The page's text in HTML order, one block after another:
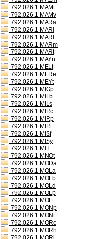
792.026.1 MAMt
792.026.1 MAMv
792.026.1 MARa
792.026.1 MARi
792.026.1 MARl
792.026.1 MARm
792.026.1 MARt
792.026.1 MAYn
792.026.1 MELt
792.026.1 MERe
792.026.1 MEYt
792.026.1 MIGp
792.026.1 MILb
792.026.1 MILs
792.026.1 MIRc
792.026.1 MIRp
792.026.1 MIRt
792.026.1 MISf
792.026.1 MISy
792.026.1 MIT
792.026.1 MNOt
792.026.1 MODa
792.026.1 MOLa
792.026.1 MOLb
792.026.1 MOLd
792.026.1 MOLp
792.026.1 MOLt
792.026.1 MONp
792.026.1 MONt
792.026.1 MORc
792.026.1 MORh
792.026.1 MORl